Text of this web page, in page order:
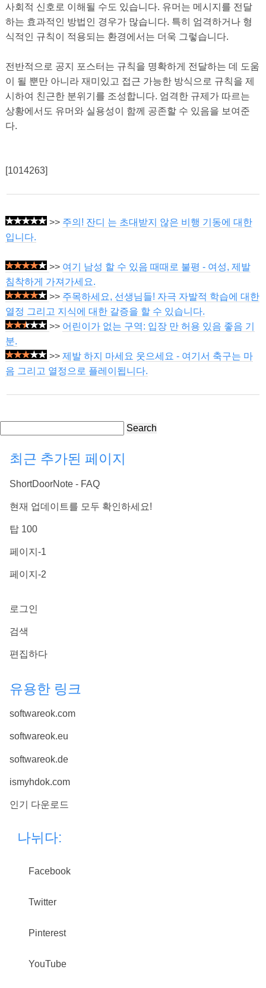
사회적 신호로 이해될 수도 있습니다. 유머는 메시지를 전달
하는 효과적인 방법인 경우가 많습니다. 특히 엄격하거나 형
식적인 규칙이 적용되는 환경에서는 더욱 그렇습니다.
전반적으로 공지 포스터는 규칙을 명확하게 전달하는 데 도움
이 될 뿐만 아니라 재미있고 접근 가능한 방식으로 규칙을 제
시하여 친근한 분위기를 조성합니다. 엄격한 규제가 따르는
상황에서도 유머와 실용성이 함께 공존할 수 있음을 보여준
다.
[1014263]
>> 주의! 잔디 는 초대받지 않은 비행 기동에 대한
입니다.
>> 여기 남성 할 수 있음 때때로 불평 - 여성, 제발
침착하게 가져가세요.
>> 주목하세요, 선생님들! 자극 자발적 학습에 대한
열정 그리고 지식에 대한 갈증을 할 수 있습니다.
>> 어린이가 없는 구역: 입장 만 허용 있음 좋음 기
분.
>> 제발 하지 마세요 웃으세요 - 여기서 축구는 마
음 그리고 열정으로 플레이됩니다.
Search
최근 추가된 페이지
ShortDoorNote - FAQ
현재 업데이트를 모두 확인하세요!
탑 100
페이지-1
페이지-2
로그인
검색
편집하다
유용한 링크
softwareok.com
softwareok.eu
softwareok.de
ismyhdok.com
인기 다운로드
나뉘다:
Facebook
Twitter
Pinterest
YouTube